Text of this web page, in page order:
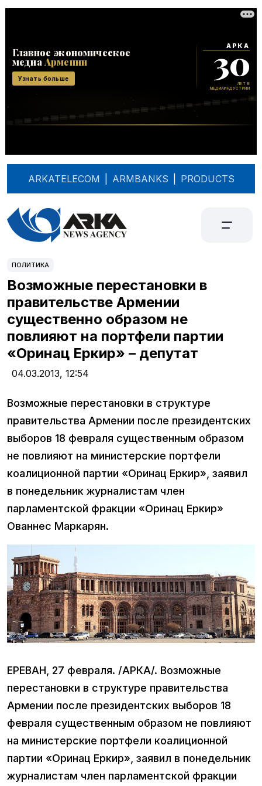
ARKATELECOM ARMBANKS PRODUCTS
ПОЛИТИКА
Возможные перестановки в
правительстве Армении
существенно образом не
повлияют на портфели партии
«Оринац Еркир» – депутат
04.03.2013, 12:54
Возможные перестановки в структуре
правительства Армении после президентских
выборов 18 февраля существенным образом
не повлияют на министерские портфели
коалиционной партии «Оринац Еркир», заявил
в понедельник журналистам член
парламентской фракции «Оринац Еркир»
Ованнес Маркарян.
ЕРЕВАН, 27 февраля. /АРКА/. Возможные
перестановки в структуре правительства
Армении после президентских выборов 18
февраля существенным образом не повлияют
на министерские портфели коалиционной
партии «Оринац Еркир», заявил в понедельник
журналистам член парламентской фракции